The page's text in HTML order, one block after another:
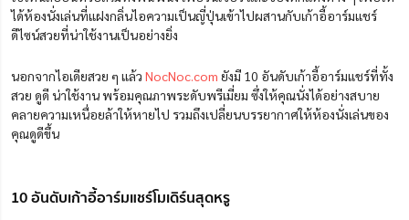
ได้ห้องนั่งเล่นที่แฝงกลิ่นไอความเป็นญี่ปุ่นเข้าไปผสานกับเก้าอี้อาร์มแชร์
ดีไซน์สวยที่น่าใช้งานเป็นอย่างยิ่ง
นอกจากไอเดียสวย ๆ แล้ว NocNoc.com ยังมี 10 อันดับเก้าอี้อาร์มแชร์ที่ทั้ง
สวย ดูดี น่าใช้งาน พร้อมคุณภาพระดับพรีเมี่ยม ซึ่งให้คุณนั่งได้อย่างสบาย
คลายความเหนื่อยล้าให้หายไป รวมถึงเปลี่ยนบรรยากาศให้ห้องนั่งเล่นของ
คุณดูดีขึ้น
10 อันดับเก้าอี้อาร์มแชร์โมเดิร์นสุดหรู